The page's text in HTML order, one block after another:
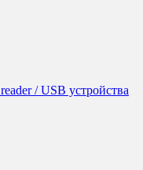
/ USB устройства